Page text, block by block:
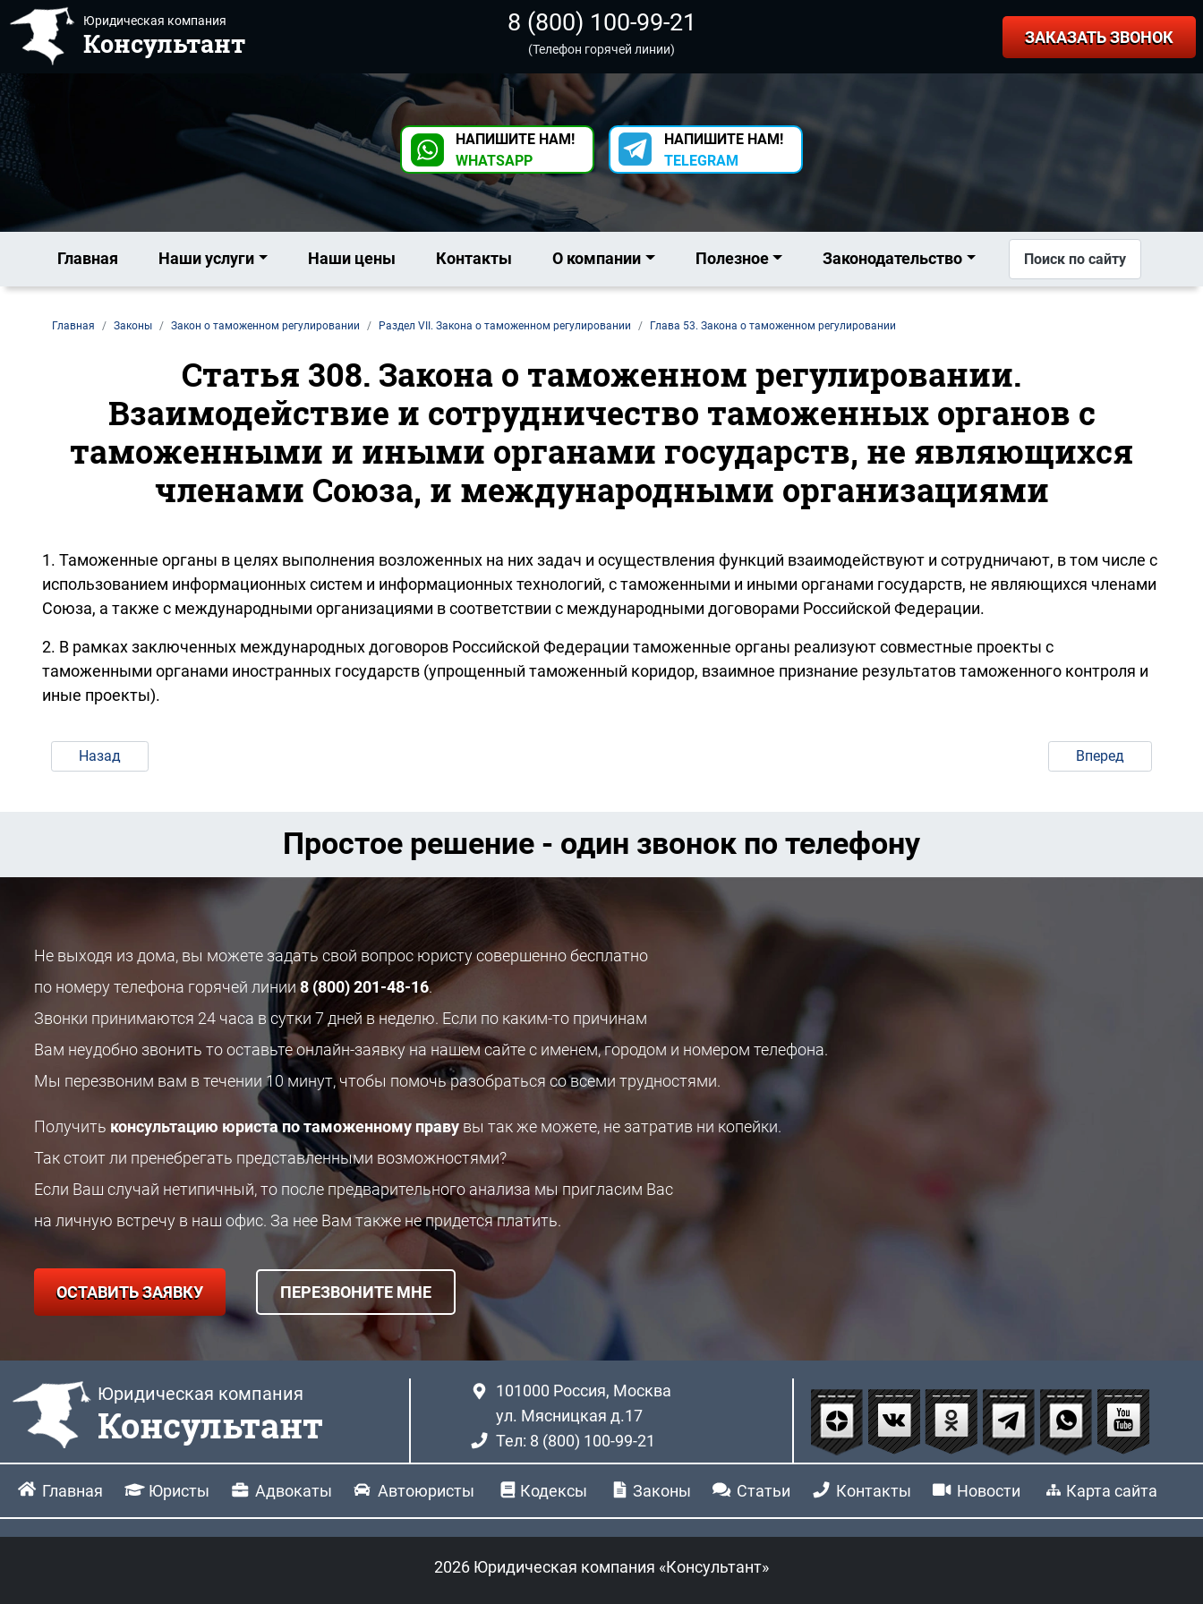
Юридическая компания
Консультант
8 (800) 100-99-21
(Телефон горячей линии)
ЗАКАЗАТЬ ЗВОНОК
НАПИШИТЕ НАМ!
WHATSAPP
НАПИШИТЕ НАМ!
TELEGRAM
Главная Наши услуги Наши цены Контакты О компании Полезное Законодательство Поиск по сайту
Главная Законы Закон о таможенном регулировании Раздел VII. Закона о таможенном регулировании Глава 53. Закона о таможенном регулировании
Статья 308. Закона о таможенном регулировании.
Взаимодействие и сотрудничество таможенных органов с
таможенными и иными органами государств, не являющихся
членами Союза, и международными организациями
1. Таможенные органы в целях выполнения возложенных на них задач и осуществления функций взаимодействуют и сотрудничают, в том числе с
использованием информационных систем и информационных технологий, с таможенными и иными органами государств, не являющихся членами
Союза, а также с международными организациями в соответствии с международными договорами Российской Федерации.
2. В рамках заключенных международных договоров Российской Федерации таможенные органы реализуют совместные проекты с
таможенными органами иностранных государств (упрощенный таможенный коридор, взаимное признание результатов таможенного контроля и
иные проекты).
Назад Вперед
Простое решение - один звонок по телефону
Не выходя из дома, вы можете задать свой вопрос юристу совершенно бесплатно
по номеру телефона горячей линии8 (800) 201-48-16.
Звонки принимаются 24 часа в сутки 7 дней в неделю. Если по каким-то причинам
Вам неудобно звонить то оставьте онлайн-заявку на нашем сайте с именем, городом и номером телефона.
Мы перезвоним вам в течении 10 минут, чтобы помочь разобраться со всеми трудностями.
Получить консультацию юриста по таможенному праву вы так же можете, не затратив ни копейки.
Так стоит ли пренебрегать представленными возможностями?
Если Ваш случай нетипичный, то после предварительного анализа мы пригласим Вас
на личную встречу в наш офис. За нее Вам также не придется платить.
ОСТАВИТЬ ЗАЯВКУ ПЕРЕЗВОНИТЕ МНЕ
Юридическая компания
Консультант
101000 Россия, Москва
ул. Мясницкая д.17
Тел: 8 (800) 100-99-21
Главная Юристы Адвокаты Автоюристы Кодексы Законы Статьи Контакты Новости Карта сайта
2026 Юридическая компания «Консультант»